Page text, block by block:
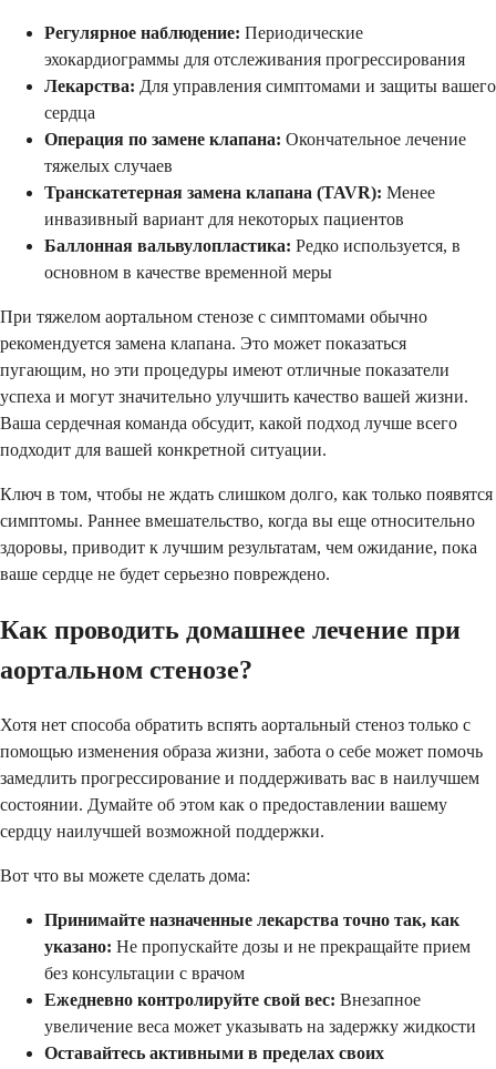
Регулярное наблюдение: Периодические
эхокардиограммы для отслеживания прогрессирования
Лекарства: Для управления симптомами и защиты вашего
сердца
Операция по замене клапана: Окончательное лечение
тяжелых случаев
Транскатетерная замена клапана (TAVR): Менее
инвазивный вариант для некоторых пациентов
Баллонная вальвулопластика: Редко используется, в
основном в качестве временной меры
При тяжелом аортальном стенозе с симптомами обычно
рекомендуется замена клапана. Это может показаться
пугающим, но эти процедуры имеют отличные показатели
успеха и могут значительно улучшить качество вашей жизни.
Ваша сердечная команда обсудит, какой подход лучше всего
подходит для вашей конкретной ситуации.
Ключ в том, чтобы не ждать слишком долго, как только появятся
симптомы. Раннее вмешательство, когда вы еще относительно
здоровы, приводит к лучшим результатам, чем ожидание, пока
ваше сердце не будет серьезно повреждено.
Как проводить домашнее лечение при
аортальном стенозе?
Хотя нет способа обратить вспять аортальный стеноз только с
помощью изменения образа жизни, забота о себе может помочь
замедлить прогрессирование и поддерживать вас в наилучшем
состоянии. Думайте об этом как о предоставлении вашему
сердцу наилучшей возможной поддержки.
Вот что вы можете сделать дома:
Принимайте назначенные лекарства точно так, как
указано: Не пропускайте дозы и не прекращайте прием
без консультации с врачом
Ежедневно контролируйте свой вес: Внезапное
увеличение веса может указывать на задержку жидкости
Оставайтесь активными в пределах своих